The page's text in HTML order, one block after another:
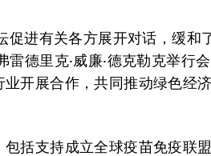
促进有关各方展开对话，缓和
德里克·威廉·德克勒克举行会
开展合作，共同推动绿色经
括支持成立全球疫苗免疫联盟